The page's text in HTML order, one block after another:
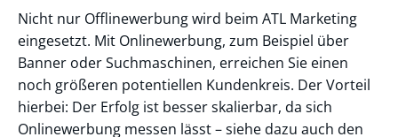
Nicht nur Offlinewerbung wird beim ATL Marketing
eingesetzt. Mit Onlinewerbung, zum Beispiel über
Banner oder Suchmaschinen, erreichen Sie einen
noch größeren potentiellen Kundenkreis. Der Vorteil
hierbei: Der Erfolg ist besser skalierbar, da sich
Onlinewerbung messen lässt – siehe dazu auch den